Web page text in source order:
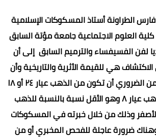
الطراونة أستاذ المسكوكات الإسلامية
العلوم الاجتماعية جامعة مؤتة السابق
لفن الفسيفساء والترميم السابق إلى أن
هي للقيمة الأثرية والتاريخية وأن
هذه التميمة ليس من الضروري أن تكون من الذهب عيار ٢٤ أو ١٨
أو ١٢ الأرجح هي ذهب عيار ٨ وهو الأقل نسبة بالنسبة للذهب
الأصفر وذلك من خلال خبرته في المسكوكات
ضرورة عاجلة للفحص المخبري أو من